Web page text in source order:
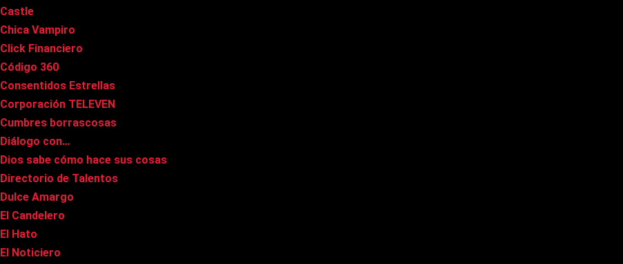
Castle
Chica Vampiro
Click Financiero
Código 360
Consentidos Estrellas
Corporación TELEVEN
Cumbres borrascosas
Diálogo con…
Dios sabe cómo hace sus cosas
Directorio de Talentos
Dulce Amargo
El Candelero
El Hato
El Noticiero